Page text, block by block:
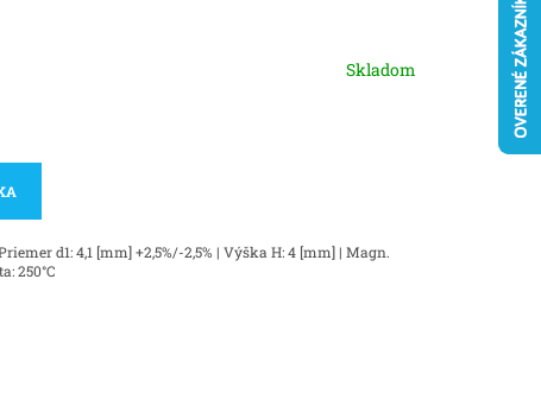
Skladom
d1: 4,1 [mm] +2,5%/-2,5% | Výška H: 4 [mm] | Magn.
250°C